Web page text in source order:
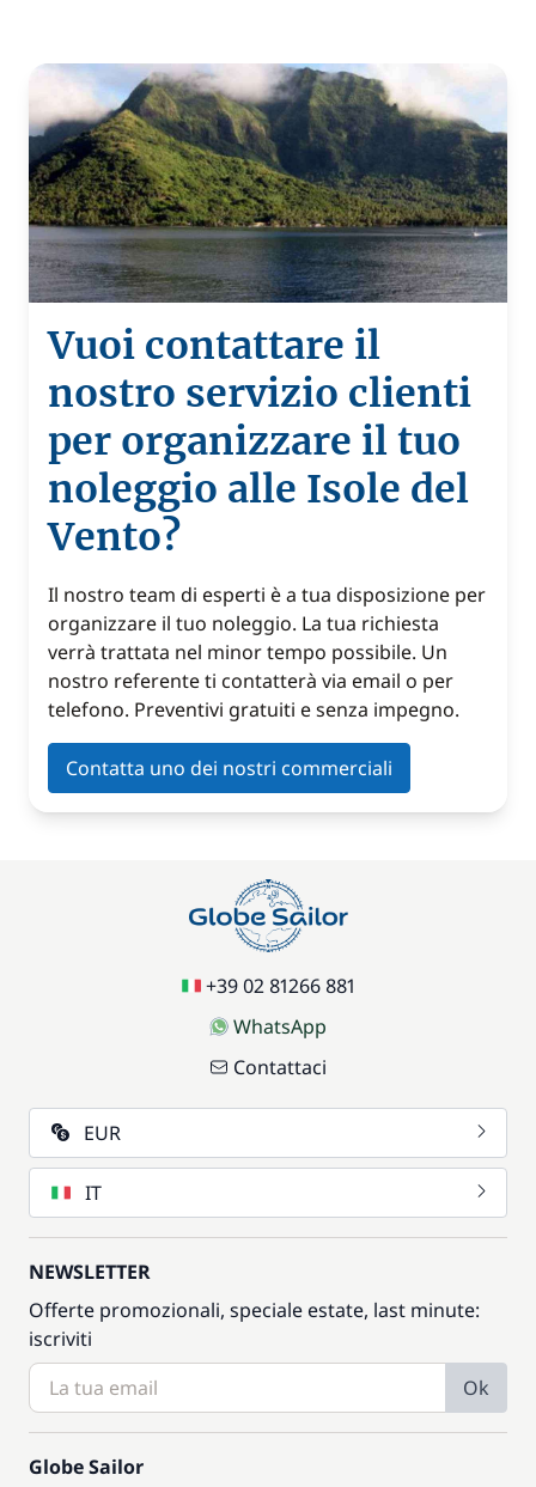
Vuoi contattare il
nostro servizio clienti
per organizzare il tuo
noleggio alle Isole del
Vento?
Il nostro team di esperti è a tua disposizione per
organizzare il tuo noleggio. La tua richiesta
verrà trattata nel minor tempo possibile. Un
nostro referente ti contatterà via email o per
telefono. Preventivi gratuiti e senza impegno.
Contatta uno dei nostri commerciali
+39 02 81266 881
WhatsApp
Contattaci
EUR
IT
NEWSLETTER
Offerte promozionali, speciale estate, last minute:
iscriviti
Ok
Globe Sailor